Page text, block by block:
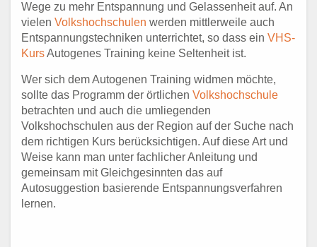
Wege zu mehr Entspannung und Gelassenheit auf. An
vielen Volkshochschulen werden mittlerweile auch
Entspannungstechniken unterrichtet, so dass ein VHS-
KursAutogenes Training keine Seltenheit ist.
Wer sich dem Autogenen Training widmen möchte,
sollte das Programm der örtlichen Volkshochschule
betrachten und auch die umliegenden
Volkshochschulen aus der Region auf der Suche nach
dem richtigen Kurs berücksichtigen. Auf diese Art und
Weise kann man unter fachlicher Anleitung und
gemeinsam mit Gleichgesinnten das auf
Autosuggestion basierende Entspannungsverfahren
lernen.